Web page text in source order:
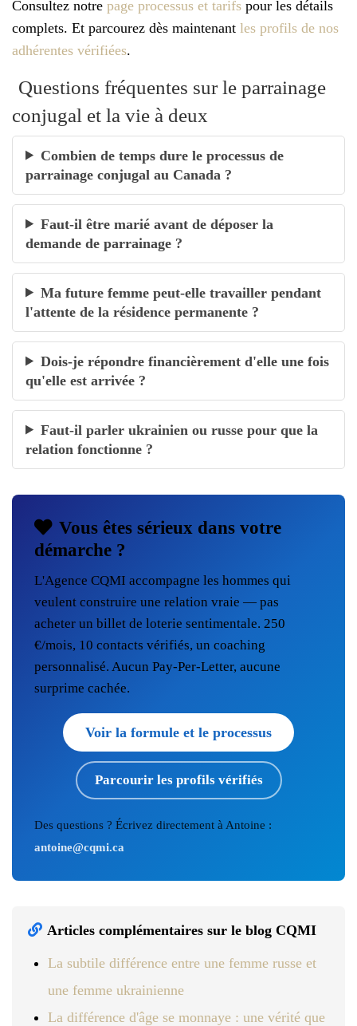
Consultez notre page processus et tarifs pour les détails
complets. Et parcourez dès maintenant les profils de nos
adhérentes vérifiées.
Questions fréquentes sur le parrainage
conjugal et la vie à deux
Combien de temps dure le processus de
parrainage conjugal au Canada ?
Faut-il être marié avant de déposer la
demande de parrainage ?
Ma future femme peut-elle travailler pendant
l'attente de la résidence permanente ?
Dois-je répondre financièrement d'elle une fois
qu'elle est arrivée ?
Faut-il parler ukrainien ou russe pour que la
relation fonctionne ?
Vous êtes sérieux dans votre
démarche ?
L'Agence CQMI accompagne les hommes qui
veulent construire une relation vraie — pas
acheter un billet de loterie sentimentale. 250
€/mois, 10 contacts vérifiés, un coaching
personnalisé. Aucun Pay-Per-Letter, aucune
surprime cachée.
Voir la formule et le processus
Parcourir les profils vérifiés
Des questions ? Écrivez directement à Antoine :
antoine@cqmi.ca
Articles complémentaires sur le blog CQMI
La subtile différence entre une femme russe et
une femme ukrainienne
La différence d'âge se monnaye : une vérité que